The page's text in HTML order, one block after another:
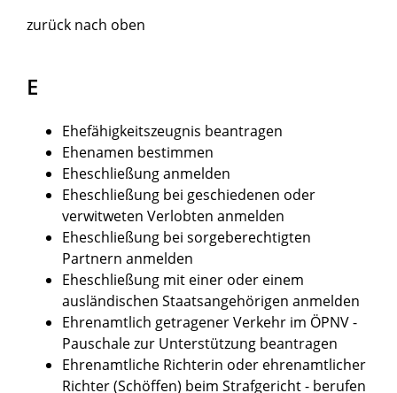
zurück nach oben
E
Ehefähigkeitszeugnis beantragen
Ehenamen bestimmen
Eheschließung anmelden
Eheschließung bei geschiedenen oder
verwitweten Verlobten anmelden
Eheschließung bei sorgeberechtigten
Partnern anmelden
Eheschließung mit einer oder einem
ausländischen Staatsangehörigen anmelden
Ehrenamtlich getragener Verkehr im ÖPNV -
Pauschale zur Unterstützung beantragen
Ehrenamtliche Richterin oder ehrenamtlicher
Richter (Schöffen) beim Strafgericht - berufen